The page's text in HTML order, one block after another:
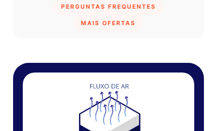
PERGUNTAS FREQUENTES
MAIS OFERTAS